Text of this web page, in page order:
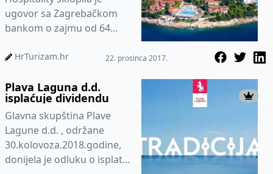
ugovor sa Zagrebačkom
bankom o zajmu od 64
ugovor o hipoteci, čime će
HrTurizam.hr 22. prosinca 2017.
Plava Laguna d.d.
isplaćuje dividendu
Glavna skupština Plave
Lagune d.d. , održane
30.kolovoza.2018.godine,
donijela je odluku o isplati